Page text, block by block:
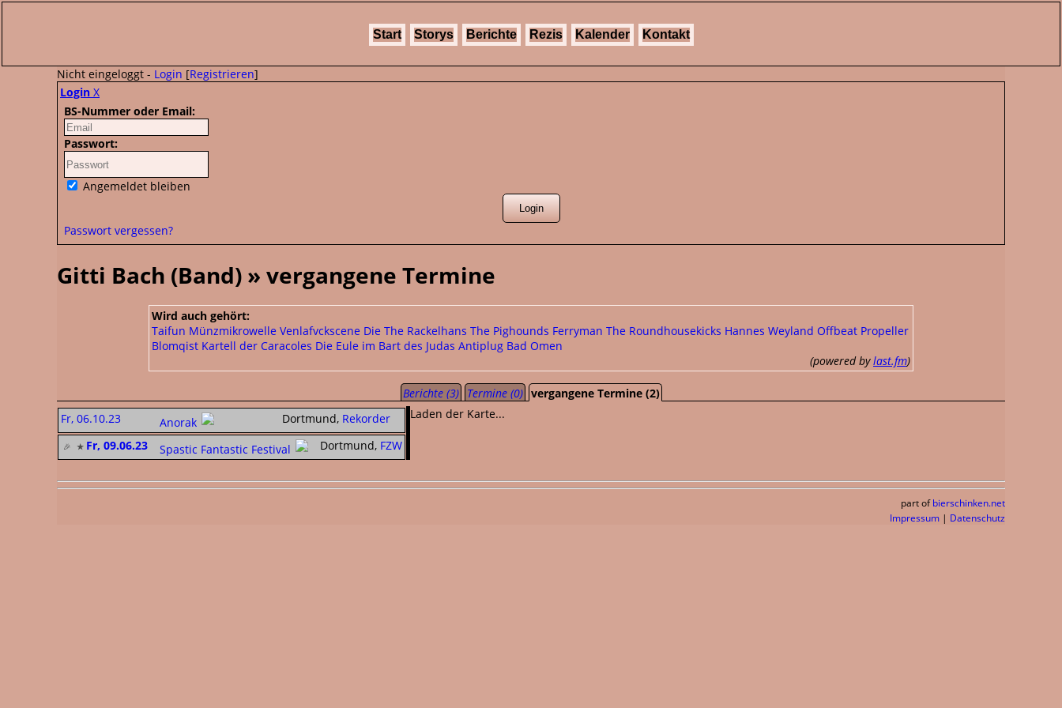
Start Storys Berichte Rezis Kalender Kontakt
Nicht eingeloggt - Login [Registrieren]
Login X
BS-Nummer oder Email:
Passwort:
Angemeldet bleiben
Passwort vergessen?
Gitti Bach (Band) » vergangene Termine
Wird auch gehört:
Taifun Münzmikrowelle Venlafvckscene Die The Rackelhans The Pighounds Ferryman The Roundhousekicks Hannes Weyland Offbeat Propeller
Blomqist Kartell der Caracoles Die Eule im Bart des Judas Antiplug Bad Omen
(powered bylast.fm)
Berichte (3) Termine (0) vergangene Termine (2)
Fr, 06.10.23
Anorak Dortmund, Rekorder
Fr, 09.06.23
Spastic Fantastic Festival Dortmund, FZW
Laden der Karte...
part of bierschinken.net
Impressum | Datenschutz